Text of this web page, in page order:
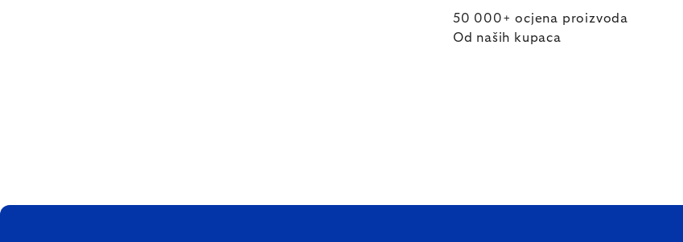
50 000+ ocjena proizvoda
Od naših kupaca
FOOTER